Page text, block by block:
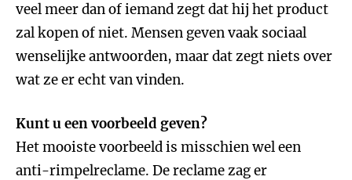
veel meer dan of iemand zegt dat hij het product
zal kopen of niet. Mensen geven vaak sociaal
wenselijke antwoorden, maar dat zegt niets over
wat ze er echt van vinden.
Kunt u een voorbeeld geven?
Het mooiste voorbeeld is misschien wel een
anti-rimpelreclame. De reclame zag er